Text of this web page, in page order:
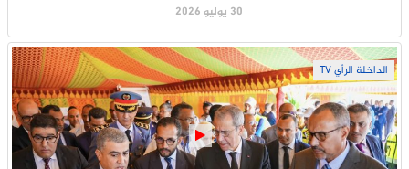
30 يوليو 2026
الداخلة الرأي TV